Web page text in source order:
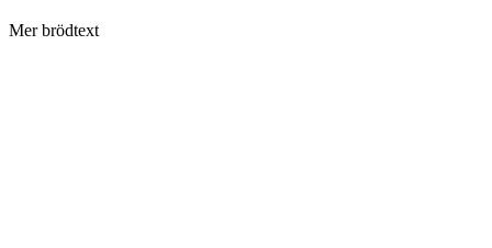
Mer brödtext